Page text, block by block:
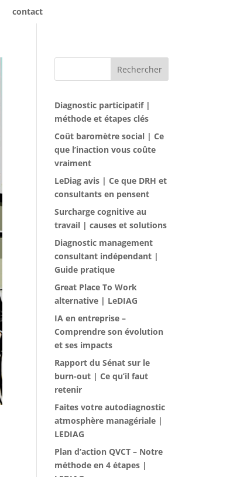
contact
Rechercher
Diagnostic participatif |
méthode et étapes clés
Coût baromètre social | Ce
que l’inaction vous coûte
vraiment
LeDiag avis | Ce que DRH et
consultants en pensent
Surcharge cognitive au
travail | causes et solutions
Diagnostic management
consultant indépendant |
Guide pratique
Great Place To Work
alternative | LeDIAG
IA en entreprise –
Comprendre son évolution
et ses impacts
Rapport du Sénat sur le
burn-out | Ce qu’il faut
retenir
Faites votre autodiagnostic
atmosphère managériale |
LEDIAG
Plan d’action QVCT – Notre
méthode en 4 étapes |